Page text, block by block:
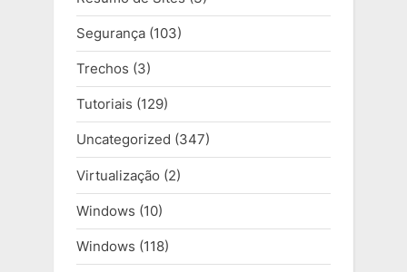
Segurança (103)
Trechos (3)
Tutoriais (129)
Uncategorized (347)
Virtualização (2)
Windows (10)
Windows (118)